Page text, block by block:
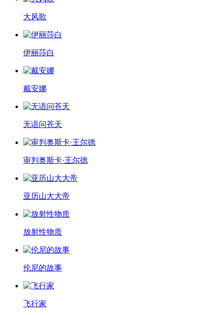
大风歌
伊丽莎白
戴安娜
无语问苍天
审判奥斯卡·王尔德
亚历山大大帝
放射性物质
伦尼的故事
飞行家